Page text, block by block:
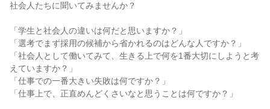
社会人たちに聞いてみませんか？
「学生と社会人の違いは何だと思いますか？」
「選考でまず採用の候補から省かれるのはどんな人ですか？」
「社会人として働いてみて、生きる上で何を1番大切にしようと考
えていますか？」
「仕事での一番大きい失敗は何ですか？」
「仕事上で、正直めんどくさいなと思うことは何ですか？」